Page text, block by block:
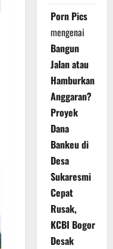
Porn Pics
mengenai
Bangun
Jalan atau
Hamburkan
Anggaran?
Proyek
Dana
Bankeu di
Desa
Sukaresmi
Cepat
Rusak,
KCBI Bogor
Desak